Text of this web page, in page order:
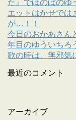
た』でほのぼのゆ
エットはかせでは
が…！！
今日のおかあさん
年目のゆういちろ
歌の時は、無邪気
最近のコメント
アーカイブ